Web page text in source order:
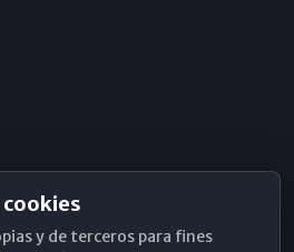
y de terceros para fines